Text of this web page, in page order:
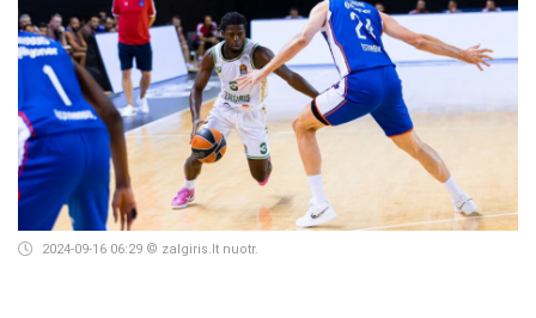
2024-09-16 06:29 © zalgiris.lt nuotr.